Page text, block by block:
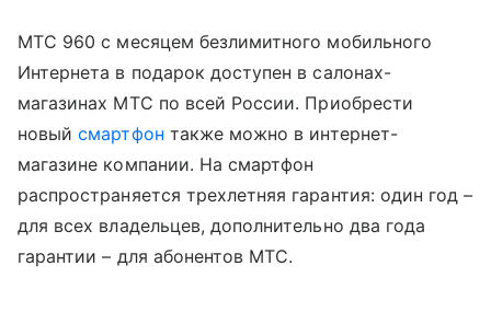
МТС 960 с месяцем безлимитного мобильного
Интернета в подарок доступен в салонах-
магазинах МТС по всей России. Приобрести
новыйсмартфон также можно в интернет-
магазине компании. На смартфон
распространяется трехлетняя гарантия: один год –
для всех владельцев, дополнительно два года
гарантии – для абонентов МТС.